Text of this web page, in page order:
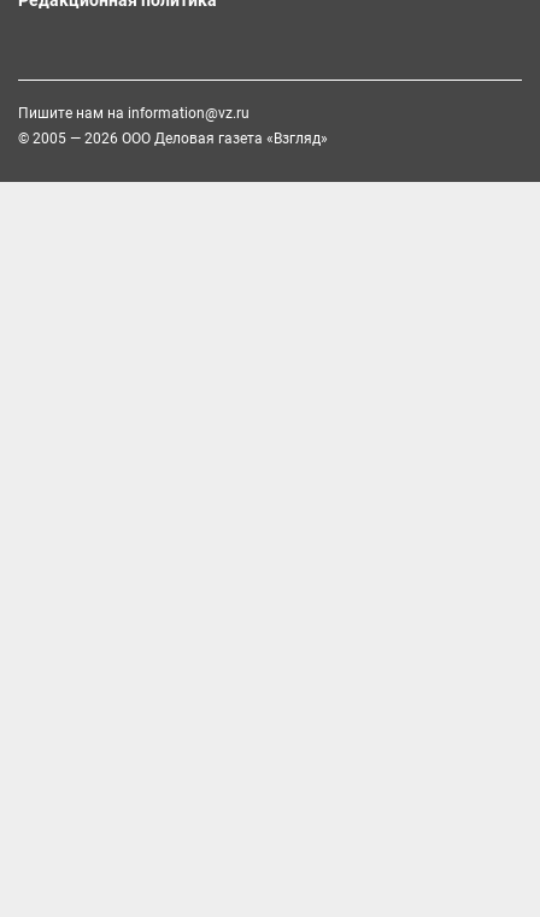
Пишите нам на information@vz.ru
© 2005 — 2026 ООО Деловая газета «Взгляд»